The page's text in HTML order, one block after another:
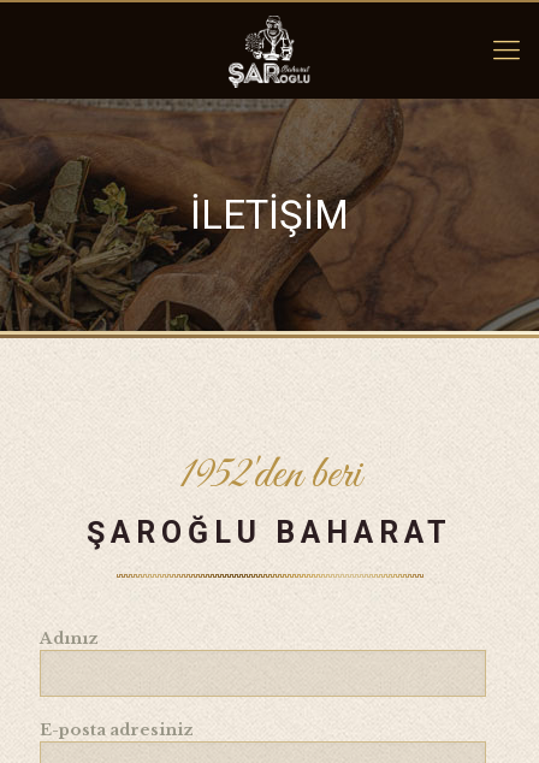
İLETİŞİM
1952'den beri
ŞAROĞLU BAHARAT
Adınız
E-posta adresiniz